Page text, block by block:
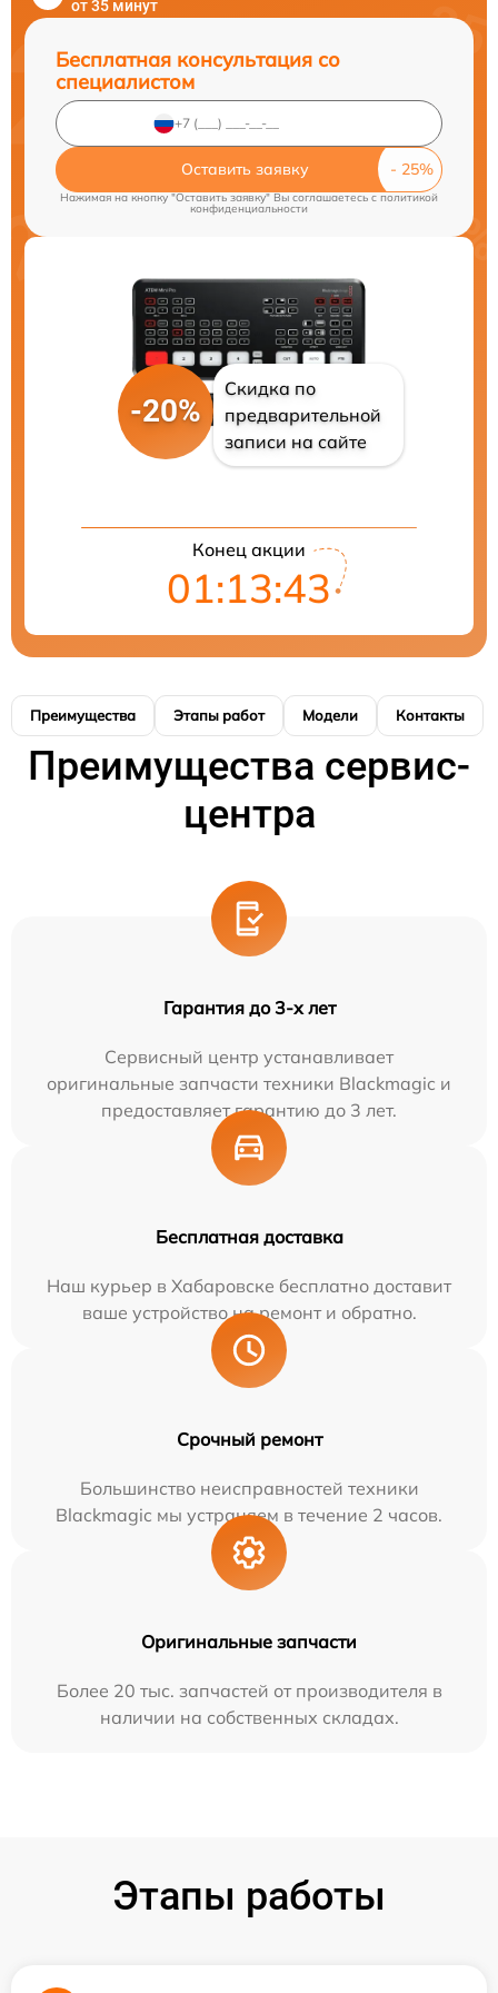
от 35 минут
Бесплатная консультация со
специалистом
Оставить заявку
Нажимая на кнопку "Оставить заявку" Вы соглашаетесь cполитикой
конфиденциальности
-20%
Скидка по
предварительной
записи на сайте
Конец акции
01:13:42
Преимущества Этапы работ Модели Контакты
Преимущества сервис-
центра
Гарантия до 3-х лет
Сервисный центр устанавливает
оригинальные запчасти техники Blackmagic и
предоставляет гарантию до 3 лет.
Бесплатная доставка
Наш курьер в Хабаровске бесплатно доставит
ваше устройство на ремонт и обратно.
Срочный ремонт
Большинство неисправностей техники
Blackmagic мы устраняем в течение 2 часов.
Оригинальные запчасти
Более 20 тыс. запчастей от производителя в
наличии на собственных складах.
Этапы работы